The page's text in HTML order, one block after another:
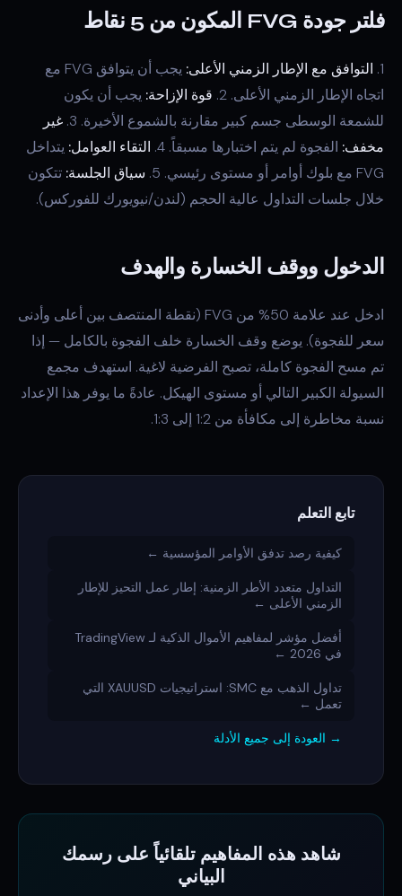
فلتر جودة FVG المكون من 5 نقاط
1. التوافق مع الإطار الزمني الأعلى:
يجب أن يتوافق FVG مع
اتجاه الإطار الزمني الأعلى. 2.
قوة الإزاحة: يجب أن يكون
للشمعة الوسطى جسم كبير مقارنة بالشموع الأخيرة. 3.
غير
مخفف: الفجوة لم يتم اختبارها مسبقاً. 4. التقاء العوامل: يتداخل
FVG مع بلوك أوامر أو مستوى رئيسي. 5.
سياق الجلسة: تتكون
خلال جلسات التداول عالية الحجم (لندن/نيويورك للفوركس).
الدخول ووقف الخسارة والهدف
ادخل عند علامة 50% من FVG (نقطة المنتصف بين أعلى وأدنى
سعر للفجوة). يوضع وقف الخسارة خلف الفجوة بالكامل — إذا
تم مسح الفجوة كاملة، تصبح الفرضية لاغية. استهدف مجمع
السيولة الكبير التالي أو مستوى الهيكل. عادةً ما يوفر هذا الإعداد
نسبة مخاطرة إلى مكافأة من 1:2 إلى 1:3.
تابع التعلم
كيفية رصد تدفق الأوامر المؤسسية ←
التداول متعدد الأطر الزمنية: إطار عمل التحيز للإطار
الزمني الأعلى ←
أفضل مؤشر لمفاهيم الأموال الذكية لـ TradingView
في 2026 ←
تداول الذهب مع SMC: استراتيجيات XAUUSD التي
تعمل ←
→ العودة إلى جميع الأدلة
شاهد هذه المفاهيم تلقائياً على رسمك
البياني